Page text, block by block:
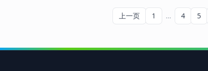
年）由兵部侍郎出镇东川。入为
吏部侍郎。终刑部尚书。汝士善
易均在座，有得色。依次至汝
上一页 1 … 4 5